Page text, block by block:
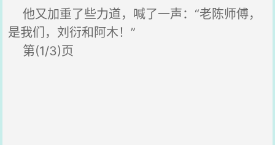
他又加重了些力道，喊了一声：“老陈师傅，
是我们，刘衍和阿木！”
第(1/3)页